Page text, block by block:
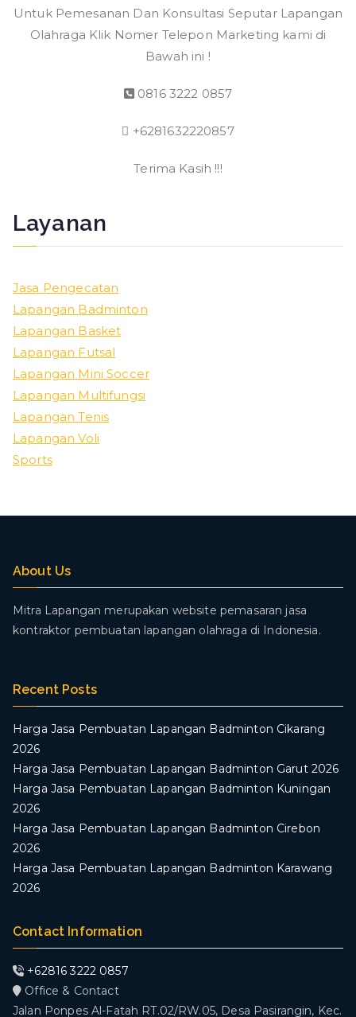
Untuk Pemesanan Dan Konsultasi Seputar Lapangan
Olahraga Klik Nomer Telepon Marketing kami di
Bawah ini !
0816 3222 0857
+6281632220857
Terima Kasih !!!
Layanan
Jasa Pengecatan
Lapangan Badminton
Lapangan Basket
Lapangan Futsal
Lapangan Mini Soccer
Lapangan Multifungsi
Lapangan Tenis
Lapangan Voli
Sports
About Us
Mitra Lapangan merupakan website pemasaran jasa
kontraktor pembuatan lapangan olahraga di Indonesia.
Recent Posts
Harga Jasa Pembuatan Lapangan Badminton Cikarang
2026
Harga Jasa Pembuatan Lapangan Badminton Garut 2026
Harga Jasa Pembuatan Lapangan Badminton Kuningan
2026
Harga Jasa Pembuatan Lapangan Badminton Cirebon
2026
Harga Jasa Pembuatan Lapangan Badminton Karawang
2026
Contact Information
+62816 3222 0857
Office & Contact
Jalan Ponpes Al-Fatah RT.02/RW.05, Desa Pasirangin, Kec.